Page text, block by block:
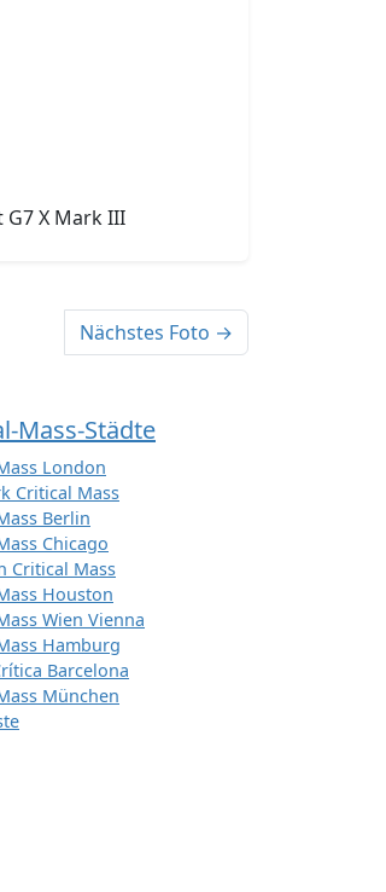
G7 X Mark III
Nächstes Foto →
Mass-Städte
London
Critical Mass
Berlin
Chicago
Critical Mass
Houston
Wien Vienna
Hamburg
Barcelona
München